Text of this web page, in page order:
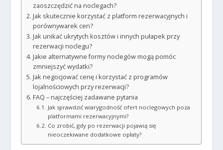
zaoszczędzić na noclegach?
Jak skutecznie korzystać z platform rezerwacyjnych i
porównywarek cen?
Jak unikać ukrytych kosztów i innych pułapek przy
rezerwacji noclegu?
Jakie alternatywne formy noclegów mogą pomóc
zmniejszyć wydatki?
Jak negocjować cenę i korzystać z programów
lojalnościowych przy rezerwacji?
FAQ – najczęściej zadawane pytania
Jak sprawdzić wiarygodność ofert noclegowych poza
platformami rezerwacyjnymi?
Co zrobić, gdy po rezerwacji pojawią się
nieoczekiwane dodatkowe opłaty?